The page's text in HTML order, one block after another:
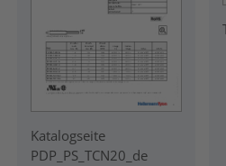
Katalogseite
PDP_PS_TCN20_de